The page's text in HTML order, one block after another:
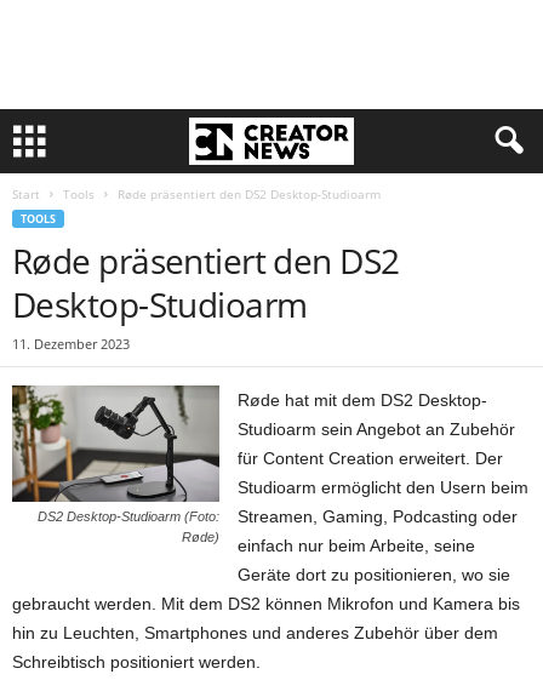
Start Tools Røde präsentiert den DS2 Desktop-Studioarm
TOOLS
Røde präsentiert den DS2
Desktop-Studioarm
11. Dezember 2023
DS2 Desktop-Studioarm (Foto:
Røde)
Røde hat mit dem DS2 Desktop-
Studioarm sein Angebot an Zubehör
für Content Creation erweitert. Der
Studioarm ermöglicht den Usern beim
Streamen, Gaming, Podcasting oder
einfach nur beim Arbeite, seine
Geräte dort zu positionieren, wo sie
gebraucht werden. Mit dem DS2 können Mikrofon und Kamera bis
hin zu Leuchten, Smartphones und anderes Zubehör über dem
Schreibtisch positioniert werden.